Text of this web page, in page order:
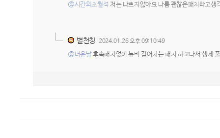
@시간의초월석 저는 나쁘지않아요 나름 괜찮은패치라고
별천칭 2024.01.26 오후 09:10:49
@더운날후속패치없이 뉴비 걷어차는 패치 하고나서 생제